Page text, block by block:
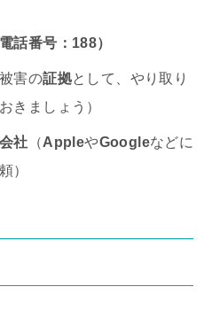
話番号：188）
被害の証拠として、やり取り
きましょう）
社 （AppleやGoogleなどに
）